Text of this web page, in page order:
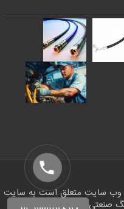
صنعتی | شلنگ من